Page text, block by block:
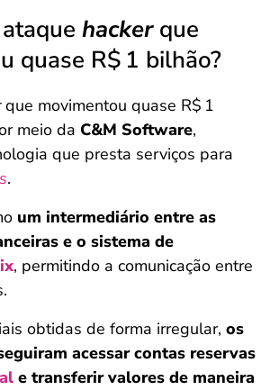
hacker que
quase R$ 1 bilhão?
que movimentou quase R$ 1
meio da C&M Software,
que presta serviços para
.
um intermediário entre as
e o sistema de
, permitindo a comunicação entre
obtidas de forma irregular, os
acessar contas reservas
e transferir valores de maneira